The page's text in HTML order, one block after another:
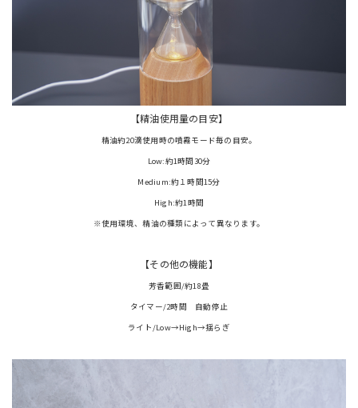
【精油使用量の目安】
精油約20滴使用時の噴霧モード毎の目安。
Low:約1時間30分
Medium:約１時間15分
High:約1時間
※使用環境、精油の種類によって異なります。
【その他の機能】
芳香範囲/約18畳
タイマー/2時間 自動停止
ライト/Low→High→揺らぎ